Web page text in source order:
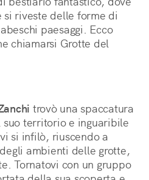
si riveste delle forme di
paesaggi. Ecco
chiamarsi Grotte del
trovò una spaccatura
territorio e inguaribile
si infilò, riuscendo a
ambienti delle grotte,
Tornatovi con un gruppo